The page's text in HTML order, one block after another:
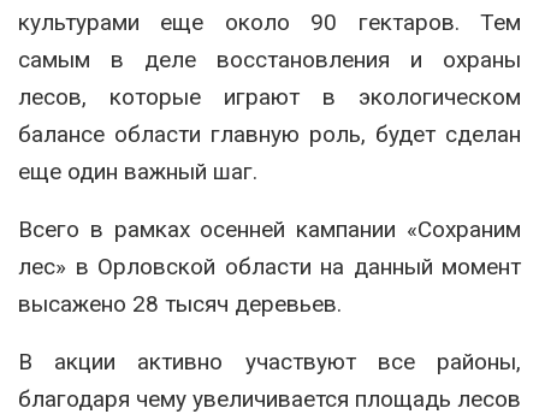
культурами еще около 90 гектаров. Тем
самым в деле восстановления и охраны
лесов, которые играют в экологическом
балансе области главную роль, будет сделан
еще один важный шаг.
Всего в рамках осенней кампании «Сохраним
лес» в Орловской области на данный момент
высажено 28 тысяч деревьев.
В акции активно участвуют все районы,
благодаря чему увеличивается площадь лесов